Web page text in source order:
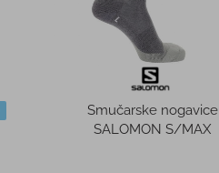
Smučarske nogavice
SALOMON S/MAX